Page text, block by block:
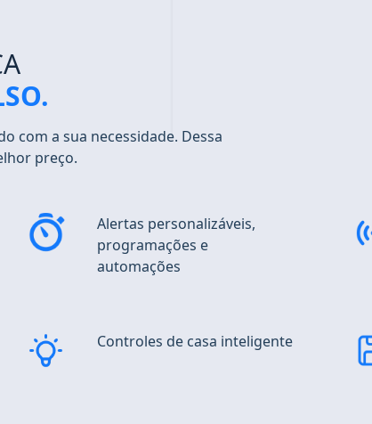
com a sua necessidade. Dessa
preço.
Alertas personalizáveis,
programações e
automações
Controles de casa inteligente